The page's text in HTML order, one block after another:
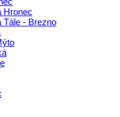
Hronec
Tále - Brezno